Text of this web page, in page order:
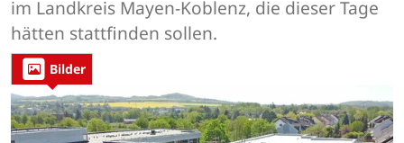
im Landkreis Mayen-Koblenz, die dieser Tage
hätten stattfinden sollen.
Bilder